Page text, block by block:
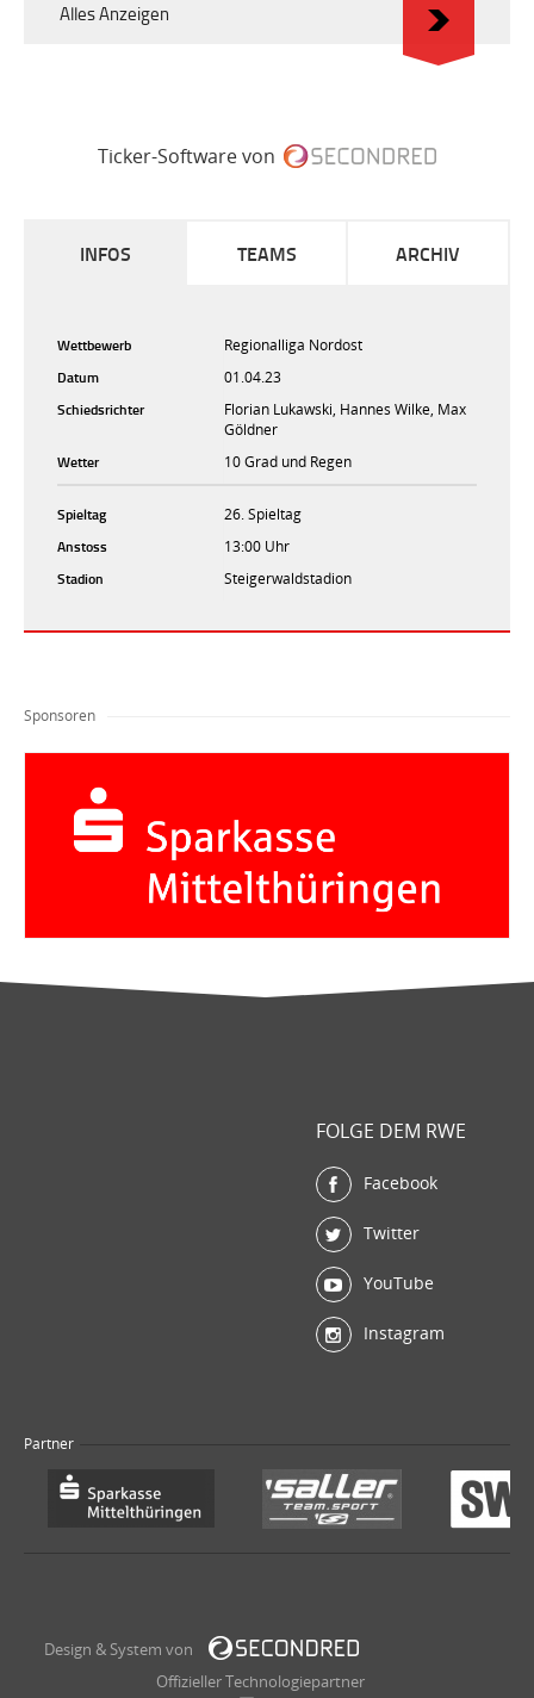
Alles Anzeigen
Ticker-Software von
INFOS TEAMS ARCHIV
Wettbewerb
Regionalliga Nordost
Datum
01.04.23
Schiedsrichter
Florian Lukawski, Hannes Wilke, Max
Göldner
Wetter
10 Grad und Regen
Spieltag
26. Spieltag
Anstoss
13:00 Uhr
Stadion
Steigerwaldstadion
Sponsoren
FOLGE DEM RWE
Facebook
Twitter
YouTube
Instagram
Partner
Design & System von
Offizieller Technologiepartner